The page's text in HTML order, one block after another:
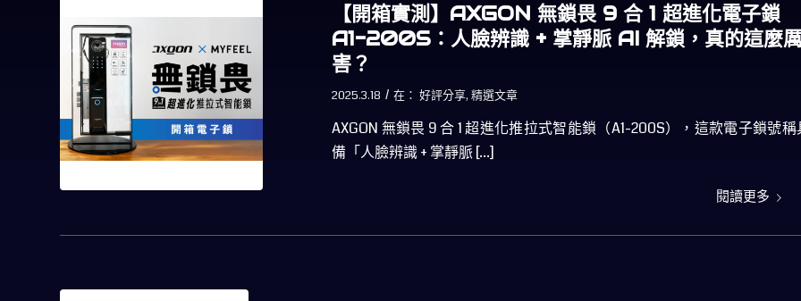
【開箱實測】AXGON 無鎖畏 9 合 1 超進化電子鎖
A1-200S：人臉辨識 + 掌靜脈 AI 解鎖，真的這麼
害？
2025.3.18 / 在：好評分享,精選文章
AXGON 無鎖畏 9 合 1 超進化推拉式智能鎖（A1-200S），這款電子鎖號稱
備「人臉辨識 + 掌靜脈 […]
閱讀更多